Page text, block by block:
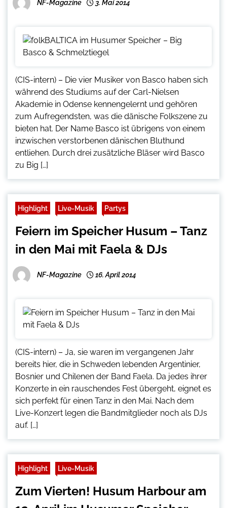
NF-Magazine 3. Mai 2014
(CIS-intern) – Die vier Musiker von Basco haben sich
während des Studiums auf der Carl-Nielsen
Akademie in Odense kennengelernt und gehören
zum Aufregendsten, was die dänische Folkszene zu
bieten hat. Der Name Basco ist übrigens von einem
inzwischen verstorbenen dänischen Bluthund
entliehen. Durch drei zusätzliche Bläser wird Basco
zu Big […]
Highlight Live-Musik Partys
Feiern im Speicher Husum – Tanz
in den Mai mit Faela & DJs
NF-Magazine 16. April 2014
(CIS-intern) – Ja, sie waren im vergangenen Jahr
bereits hier, die in Schweden lebenden Argentinier,
Bosnier und Chilenen der Band Faela. Da jedes ihrer
Konzerte in ein rauschendes Fest übergeht, eignet es
sich perfekt für einen Tanz in den Mai. Nach dem
Live-Konzert legen die Bandmitglieder noch als DJs
auf. […]
Highlight Live-Musik
Zum Vierten! Husum Harbour am